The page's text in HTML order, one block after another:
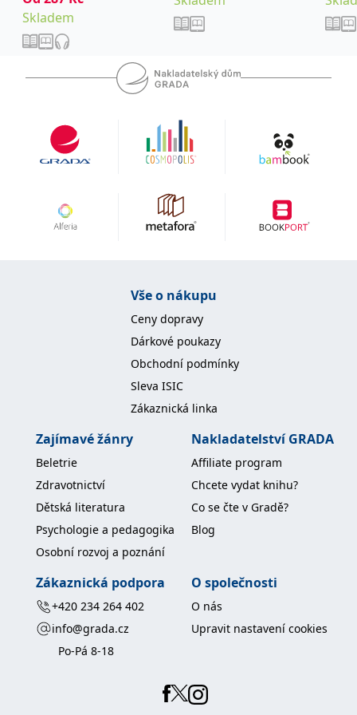
Skladem
Vše o nákupu
Ceny dopravy
Dárkové poukazy
Obchodní podmínky
Sleva ISIC
Zákaznická linka
Zajímavé žánry
Beletrie
Zdravotnictví
Dětská literatura
Psychologie a pedagogika
Osobní rozvoj a poznání
Nakladatelství GRADA
Affiliate program
Chcete vydat knihu?
Co se čte v Gradě?
Blog
Zákaznická podpora
+420 234 264 402
info@grada.cz
Po-Pá 8-18
O společnosti
O nás
Upravit nastavení cookies